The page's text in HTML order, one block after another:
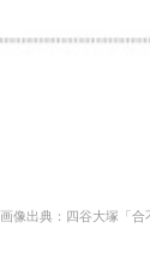
画像出典：四谷大塚「合